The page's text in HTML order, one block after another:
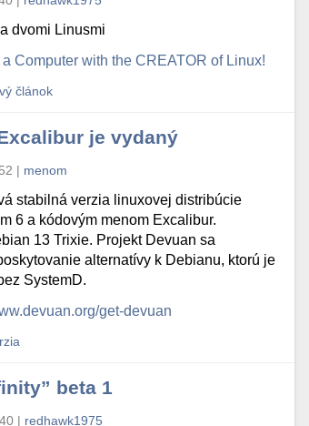
dvomi Linusmi
Computer with the CREATOR of Linux!
článok
je vydaný
| menom
stabilná verzia linuxovej distribúcie
6 a kódovým menom Excalibur.
13 Trixie. Projekt Devuan sa
alternatívy k Debianu, ktorú je
SystemD.
get-devuan
beta 1
| redhawk1975